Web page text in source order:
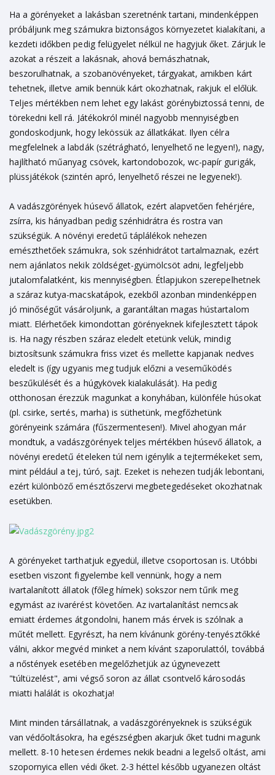
Ha a görényeket a lakásban szeretnénk tartani, mindenképpen
próbáljunk meg számukra biztonságos környezetet kialakítani, a
kezdeti időkben pedig felügyelet nélkül ne hagyjuk őket. Zárjuk le
azokat a részeit a lakásnak, ahová bemászhatnak,
beszorulhatnak, a szobanövényeket, tárgyakat, amikben kárt
tehetnek, illetve amik bennük kárt okozhatnak, rakjuk el előlük.
Teljes mértékben nem lehet egy lakást görénybiztossá tenni, de
törekedni kell rá. Játékokról minél nagyobb mennyiségben
gondoskodjunk, hogy lekössük az állatkákat. Ilyen célra
megfelelnek a labdák (szétrágható, lenyelhető ne legyen!), nagy,
hajlítható műanyag csövek, kartondobozok, wc-papír gurigák,
plüssjátékok (szintén apró, lenyelhető részei ne legyenek!).
A vadászgörények húsevő állatok, ezért alapvetően fehérjére,
zsírra, kis hányadban pedig szénhidrátra és rostra van
szükségük. A növényi eredetű táplálékok nehezen
emészthetőek számukra, sok szénhidrátot tartalmaznak, ezért
nem ajánlatos nekik zöldséget-gyümölcsöt adni, legfeljebb
jutalomfalatként, kis mennyiségben. Étlapjukon szerepelhetnek
a száraz kutya-macskatápok, ezekből azonban mindenképpen
jó minőségűt vásároljunk, a garantáltan magas hústartalom
miatt. Elérhetőek kimondottan görényeknek kifejlesztett tápok
is. Ha nagy részben száraz eledelt etetünk velük, mindig
biztosítsunk számukra friss vizet és mellette kapjanak nedves
eledelt is (így ugyanis meg tudjuk előzni a veseműködés
beszűkülését és a húgykövek kialakulását). Ha pedig
otthonosan érezzük magunkat a konyhában, különféle húsokat
(pl. csirke, sertés, marha) is süthetünk, megfőzhetünk
görényeink számára (fűszermentesen!). Mivel ahogyan már
mondtuk, a vadászgörények teljes mértékben húsevő állatok, a
növényi eredetű ételeken túl nem igénylik a tejtermékeket sem,
mint például a tej, túró, sajt. Ezeket is nehezen tudják lebontani,
ezért különböző emésztőszervi megbetegedéseket okozhatnak
esetükben.
A görényeket tarthatjuk egyedül, illetve csoportosan is. Utóbbi
esetben viszont figyelembe kell vennünk, hogy a nem
ivartalanított állatok (főleg hímek) sokszor nem tűrik meg
egymást az ivarérést követően. Az ivartalanítást nemcsak
emiatt érdemes átgondolni, hanem más érvek is szólnak a
műtét mellett. Egyrészt, ha nem kívánunk görény-tenyésztőkké
válni, akkor megvéd minket a nem kívánt szaporulattól, továbbá
a nőstények esetében megelőzhetjük az úgynevezett
"túltüzelést", ami végső soron az állat csontvelő károsodás
miatti halálát is okozhatja!
Mint minden társállatnak, a vadászgörényeknek is szükségük
van védőoltásokra, ha egészségben akarjuk őket tudni magunk
mellett. 8-10 hetesen érdemes nekik beadni a legelső oltást, ami
szopornyica ellen védi őket. 2-3 héttel később ugyanezen oltást